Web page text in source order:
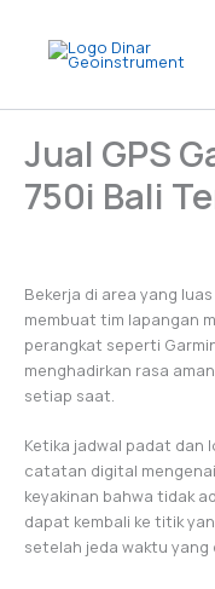
content
Jual GPS
750i Bali
Bekerja di area yang
membuat tim lapangan
perangkat seperti
menghadirkan rasa
setiap saat.
Ketika jadwal padat dan
catatan digital
keyakinan bahwa tidak
dapat kembali ke titik
setelah jeda waktu yang